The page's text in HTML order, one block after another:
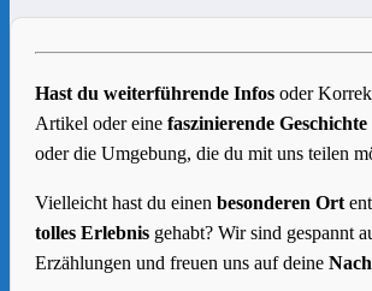
Hast du weiterführende Infos oder
Artikel oder eine faszinierende Geschichte
oder die Umgebung, die du mit uns teilen
Vielleicht hast du einen besonderen Ort
tolles Erlebnis gehabt? Wir sind gespannt
Erzählungen und freuen uns auf deine